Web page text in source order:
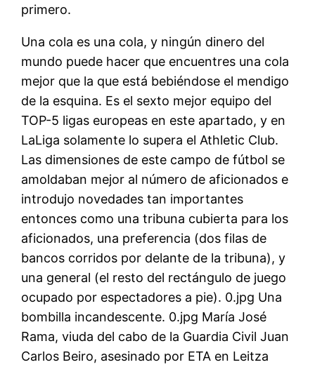
primero.
Una cola es una cola, y ningún dinero del
mundo puede hacer que encuentres una cola
mejor que la que está bebiéndose el mendigo
de la esquina. Es el sexto mejor equipo del
TOP-5 ligas europeas en este apartado, y en
LaLiga solamente lo supera el Athletic Club.
Las dimensiones de este campo de fútbol se
amoldaban mejor al número de aficionados e
introdujo novedades tan importantes
entonces como una tribuna cubierta para los
aficionados, una preferencia (dos filas de
bancos corridos por delante de la tribuna), y
una general (el resto del rectángulo de juego
ocupado por espectadores a pie). 0.jpg Una
bombilla incandescente. 0.jpg María José
Rama, viuda del cabo de la Guardia Civil Juan
Carlos Beiro, asesinado por ETA en Leitza